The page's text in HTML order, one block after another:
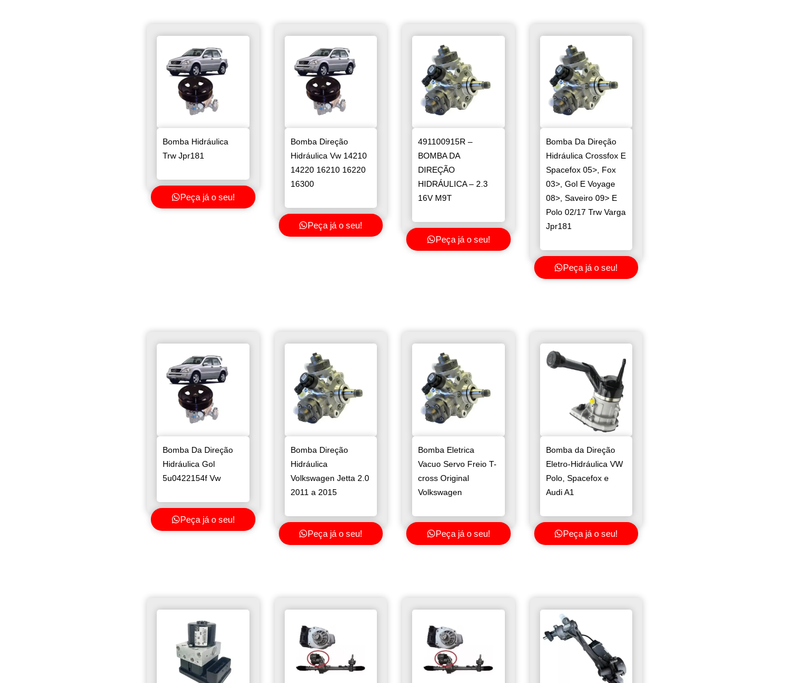
Bomba Hidráulica
Trw Jpr181
Peça já o seu!
Bomba Direção
Hidráulica Vw 14210
14220 16210 16220
16300
Peça já o seu!
491100915R –
BOMBA DA
DIREÇÃO
HIDRÁULICA – 2.3
16V M9T
Peça já o seu!
Bomba Da Direção
Hidráulica Crossfox E
Spacefox 05>, Fox
03>, Gol E Voyage
08>, Saveiro 09> E
Polo 02/17 Trw Varga
Jpr181
Peça já o seu!
Bomba Da Direção
Hidráulica Gol
5u0422154f Vw
Peça já o seu!
Bomba Direção
Hidráulica
Volkswagen Jetta 2.0
2011 a 2015
Peça já o seu!
Bomba Eletrica
Vacuo Servo Freio T-
cross Original
Volkswagen
Peça já o seu!
Bomba da Direção
Eletro-Hidráulica VW
Polo, Spacefox e
Audi A1
Peça já o seu!